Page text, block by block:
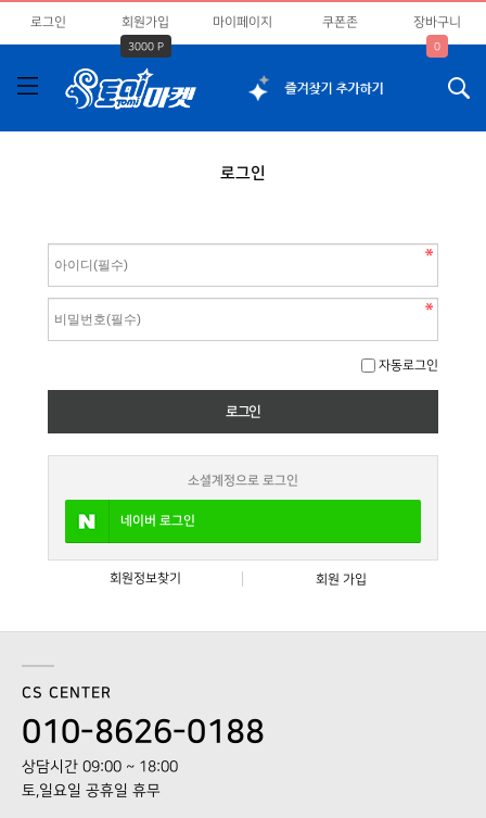
로그인 회원가입
3000 P
마이페이지 쿠폰존 장바구니
0
로그인
자동로그인
소셜계정으로 로그인
네이버 로그인
회원정보찾기 회원 가입
CS CENTER
010-8626-0188
상담시간 09:00 ~ 18:00
토,일요일 공휴일 휴무